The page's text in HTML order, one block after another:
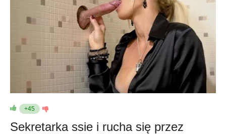
+45
Sekretarka ssie i rucha się przez